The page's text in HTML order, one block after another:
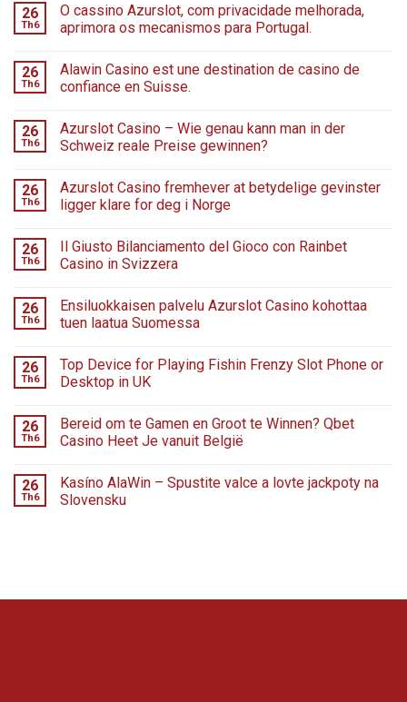
26
Th6
O cassino Azurslot, com privacidade melhorada,
aprimora os mecanismos para Portugal.
26
Th6
Alawin Casino est une destination de casino de
confiance en Suisse.
26
Th6
Azurslot Casino – Wie genau kann man in der
Schweiz reale Preise gewinnen?
26
Th6
Azurslot Casino fremhever at betydelige gevinster
ligger klare for deg i Norge
26
Th6
Il Giusto Bilanciamento del Gioco con Rainbet
Casino in Svizzera
26
Th6
Ensiluokkaisen palvelu Azurslot Casino kohottaa
tuen laatua Suomessa
26
Th6
Top Device for Playing Fishin Frenzy Slot Phone or
Desktop in UK
26
Th6
Bereid om te Gamen en Groot te Winnen? Qbet
Casino Heet Je vanuit België
26
Th6
Kasíno AlaWin – Spustite valce a lovte jackpoty na
Slovensku